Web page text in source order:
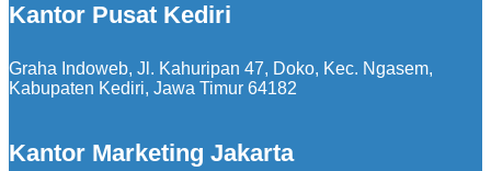
Kantor Pusat Kediri
Graha Indoweb, Jl. Kahuripan 47, Doko, Kec. Ngasem,
Kabupaten Kediri, Jawa Timur 64182
Kantor Marketing Jakarta